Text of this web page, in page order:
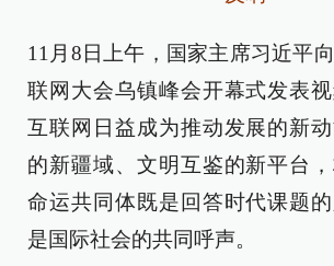
11月8日上午，国家主席习近平
联网大会乌镇峰会开幕式发表
互联网日益成为推动发展的新
的新疆域、文明互鉴的新平台
命运共同体既是回答时代课题
是国际社会的共同呼声。